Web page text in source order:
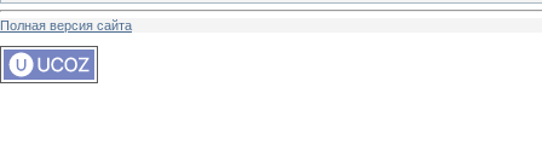
Полная версия сайта